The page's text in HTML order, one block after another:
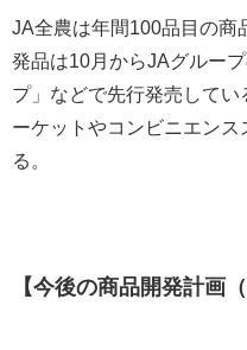
JA全農は年間100品目の商
発品は10月からJAグルー
プ」などで先行発売して
ーケットやコンビニエン
る。
【今後の商品開発計画